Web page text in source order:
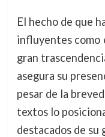
El hecho de que
influyentes como
gran
asegura su
pesar de la
textos lo
destacados de su